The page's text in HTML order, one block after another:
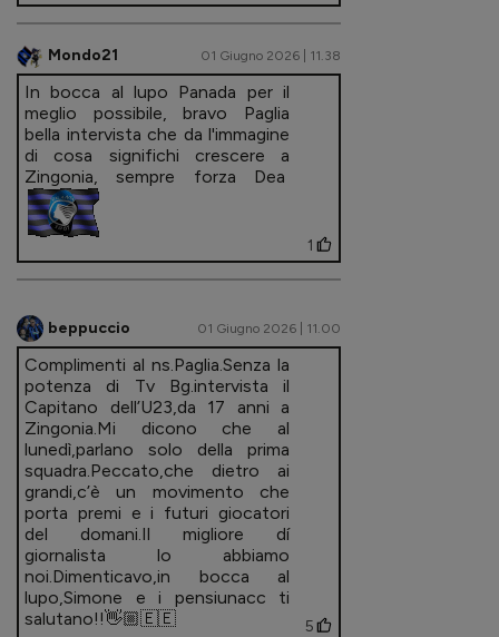
Mondo21 01 Giugno 2026 | 11.38
In bocca al lupo Panada per il
meglio possibile, bravo Paglia
bella intervista che da l'immagine
di cosa significhi crescere a
Zingonia, sempre forza Dea
1
beppuccio 01 Giugno 2026 | 11.00
Complimenti al ns.Paglia.Senza la
potenza di Tv Bg.intervista il
Capitano dell’U23,da 17 anni a
Zingonia.Mi dicono che al
lunedì,parlano solo della prima
squadra.Peccato,che dietro ai
grandi,c’è un movimento che
porta premi e i futuri giocatori
del domani.Il migliore dí
giornalista lo abbiamo
noi.Dimenticavo,in bocca al
lupo,Simone e i pensiunacc ti
salutano!!👋🏼🇪🇪
5